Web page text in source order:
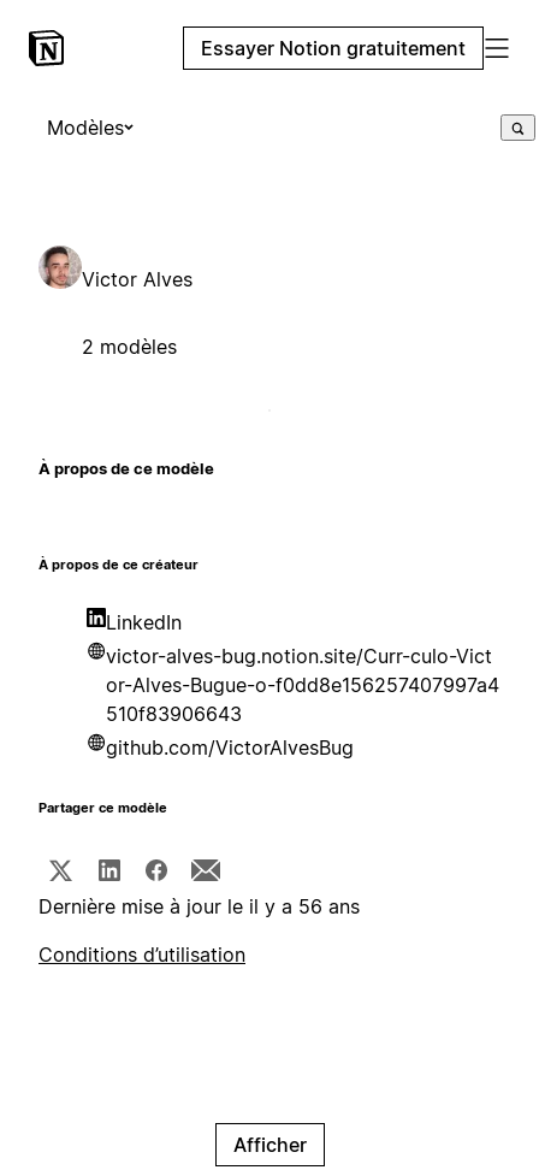
Essayer Notion gratuitement
Modèles
Victor Alves
2 modèles
À propos de ce modèle
À propos de ce créateur
LinkedIn
victor-alves-bug.notion.site/Curr-culo-Vict
or-Alves-Bugue-o-f0dd8e156257407997a4
510f83906643
github.com/VictorAlvesBug
Partager ce modèle
Dernière mise à jour le il y a 56 ans
Conditions d’utilisation
Afficher